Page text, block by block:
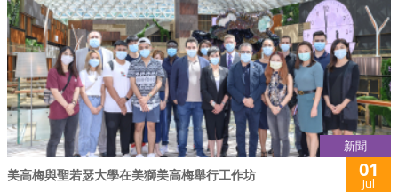
新聞
美高梅與聖若瑟大學在美獅美高梅舉行工作坊 01
Jul